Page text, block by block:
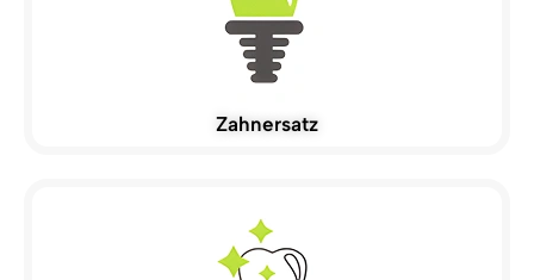
Zahnersatz